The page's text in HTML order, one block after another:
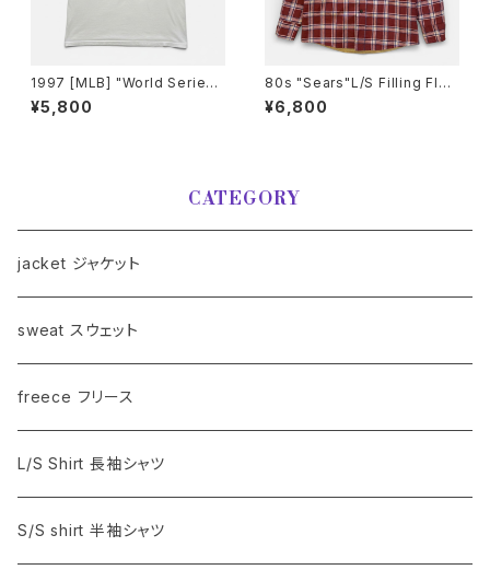
1997 [MLB] "World Series
Cleveland Indians vs Flori
da Marlins" T-Shirt 1997年
¥5,800
80s "Sears"L/S Filling Flan
nel Check Shirt シアーズ チ
ェックフランネル中綿キルティン
¥6,800
CATEGORY
jacket ジャケット
sweat スウェット
freece フリース
L/S Shirt 長袖シャツ
S/S shirt 半袖シャツ